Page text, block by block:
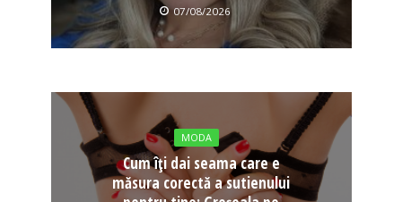
07/08/2026
MODA
Cum îți dai seama care e
măsura corectă a sutienului